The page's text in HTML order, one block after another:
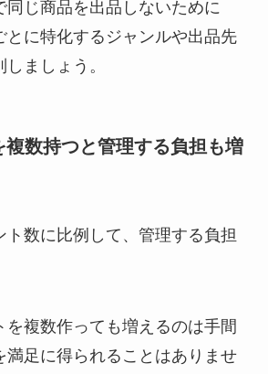
同じ商品を出品しないために
とに特化するジャンルや出品先
ましょう。
数持つと管理する負担も増
ト数に比例して、管理する負担
を複数作っても増えるのは手間
満足に得られることはありませ